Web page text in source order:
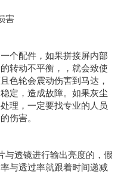
害
个配件，如果拼接屏内部
转动不平衡，，就会致使
色轮会震动伤害到马达，
定，造成故障。如果灰尘
理，一定要找专业的人员
伤害。
与透镜进行输出亮度的，假
与透过率就跟着时间递减